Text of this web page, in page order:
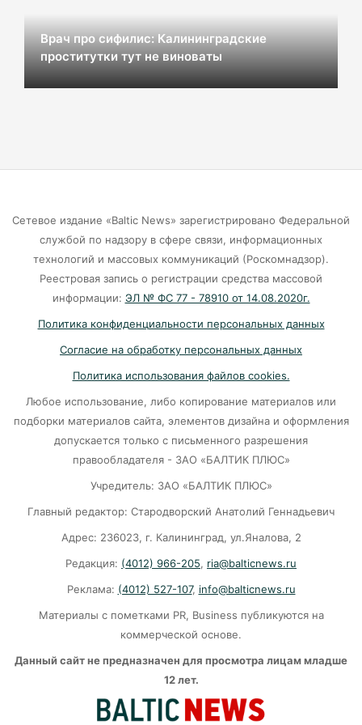
07-08-2026
Губернатор объяснил, откуда берутся пустые
06-08-2026
Литва ждёт атак украинских дронов
06-08-2026
Град с кулак: Калининград чудом избежал
удара стихии?
06-08-2026
20 рублей за кг на логистику: из‑за чего
растут цены в Калининграде?
06-08-2026
В МИД рассказали о перспективах и
длительности СВО
06-08-2026
«Ад в вагоне»: Калининградцы в шоке от
условий поездки на поезде до Москвы
Врач про сифилис: Калининградские
проститутки тут не виноваты
Сетевое издание «Baltic News» зарегистрировано Федеральной
службой по надзору в сфере связи, информационных
технологий и массовых коммуникаций (Роскомнадзор).
Реестровая запись о регистрации средства массовой
информации: ЭЛ № ФС 77 - 78910 от 14.08.2020г.
Политика конфиденциальности персональных данных
Согласие на обработку персональных данных
Политика использования файлов cookies.
Любое использование, либо копирование материалов или
подборки материалов сайта, элементов дизайна и оформления
допускается только с письменного разрешения
правообладателя - ЗАО «БАЛТИК ПЛЮС»
Учредитель: ЗАО «БАЛТИК ПЛЮС»
Главный редактор: Стародворский Анатолий Геннадьевич
Адрес: 236023, г. Калининград, ул.Яналова, 2
Редакция: (4012) 966-205, ria@balticnews.ru
Реклама: (4012) 527-107, info@balticnews.ru
Материалы с пометками PR, Business публикуются на
коммерческой основе.
Данный сайт не предназначен для просмотра лицам младше
12 лет.